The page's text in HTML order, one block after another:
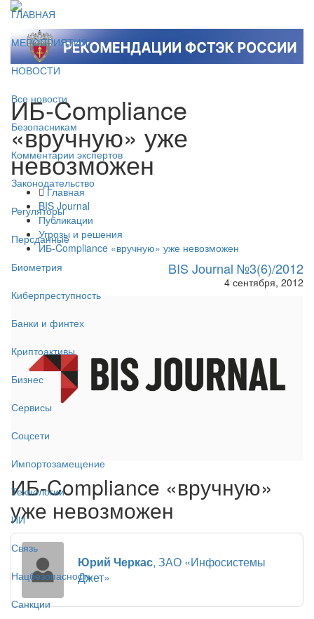
ГЛАВНАЯ
МЕРОПРИЯТИЯ
НОВОСТИ
Все новости
Безопасникам
Комментарии экспертов
Законодательство
Регуляторы
Персданные
Биометрия
Киберпреступность
Банки и финтех
Криптоактивы
Бизнес
Сервисы
Соцсети
Импортозамещение
Технологии
ИИ
Связь
Нацбезопасность
Санкции
ИБ-Compliance
«вручную» уже
невозможен
Главная
BIS Journal
Публикации
Угрозы и решения
ИБ-Compliance «вручную» уже невозможен
BIS Journal №3(6)/2012
4 сентября, 2012
ИБ-Compliance «вручную»
уже невозможен
Юрий Черкас, ЗАО «Инфосистемы
Джет»